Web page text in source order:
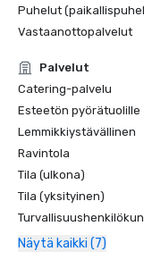
Puhelut
Vastaanottopalvelut
Palvelut
Catering-palvelu
Esteetön pyörätuolille
Lemmikkiystävällinen
Ravintola
Tila (ulkona)
Tila (yksityinen)
Näytä kaikki (7)